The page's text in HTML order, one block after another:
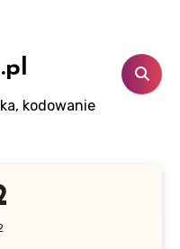
kodowanie